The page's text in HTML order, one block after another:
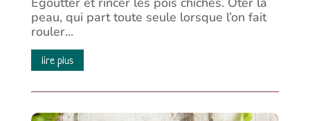
peau, qui part toute seule lorsque l’on fait
rouler...
lire plus